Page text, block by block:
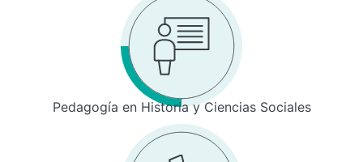
Pedagogía en Historia y Ciencias Sociales